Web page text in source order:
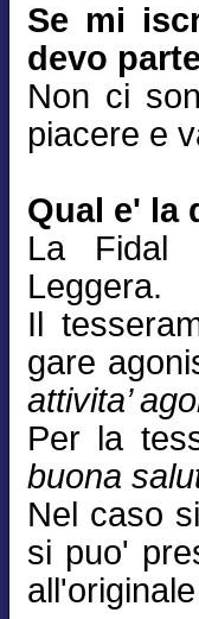
Se mi
devo
Non ci
piacere e
Qual e' la
La Fidal
Leggera.
Il
gare
attivita’
Per la
buona
Nel caso
si puo'